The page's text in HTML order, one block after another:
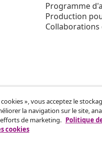
Programme
Production
», vous acceptez le
la navigation sur le site,
de marketing. Politique
cookies